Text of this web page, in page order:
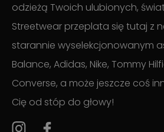
odzieżą Twoich ulubionych,
Streetwear przeplata się tutaj z
starannie wyselekcjonowanym
Balance, Adidas, Nike, Tommy
Converse, a może jeszcze coś
Cię od stóp do głowy!